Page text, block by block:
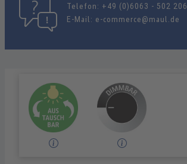
Telefon: +49 (0)6063 - 502 206
E-Mail: e-commerce@maul.de